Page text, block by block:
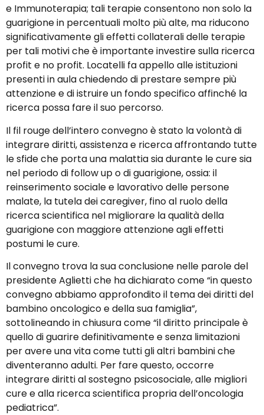
e Immunoterapia; tali terapie consentono non solo la
guarigione in percentuali molto più alte, ma riducono
significativamente gli effetti collaterali delle terapie
per tali motivi che è importante investire sulla ricerca
profit e no profit. Locatelli fa appello alle istituzioni
presenti in aula chiedendo di prestare sempre più
attenzione e di istruire un fondo specifico affinché la
ricerca possa fare il suo percorso.
Il fil rouge dell’intero convegno è stato la volontà di
integrare diritti, assistenza e ricerca affrontando tutte
le sfide che porta una malattia sia durante le cure sia
nel periodo di follow up o di guarigione, ossia: il
reinserimento sociale e lavorativo delle persone
malate, la tutela dei caregiver, fino al ruolo della
ricerca scientifica nel migliorare la qualità della
guarigione con maggiore attenzione agli effetti
postumi le cure.
Il convegno trova la sua conclusione nelle parole del
presidente Aglietti che ha dichiarato come “in questo
convegno abbiamo approfondito il tema dei diritti del
bambino oncologico e della sua famiglia”,
sottolineando in chiusura come “il diritto principale è
quello di guarire definitivamente e senza limitazioni
per avere una vita come tutti gli altri bambini che
diventeranno adulti. Per fare questo, occorre
integrare diritti al sostegno psicosociale, alle migliori
cure e alla ricerca scientifica propria dell’oncologia
pediatrica”.